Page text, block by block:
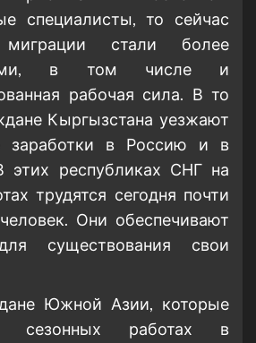
специалисты, то сейчас
миграции стали более
в том числе и
рабочая сила. В то
Кыргызстана уезжают
заработки в Россию и в
этих республиках СНГ на
трудятся сегодня почти
Они обеспечивают
существования свои
Южной Азии, которые
сезонных работах в